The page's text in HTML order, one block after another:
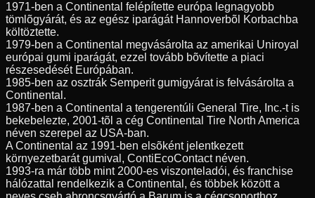
1971-ben a Continental felépítette európa legnagyobb
tömlõgyárát, és az egész iparágát Hannoverbõl Korbachba
költöztette.
1979-ben a Continental megvásárolta az amerikai Uniroyal
európai gumi iparágát, ezzel tovább bõvítette a piaci
részesedését Európában.
1985-ben az osztrák Semperit gumigyárat is felvásárolta a
Continental.
1987-ben a Continental a tengerentúli General Tire, Inc.-t is
bekebelezte, 2001-tõl a cég Continental Tire North America
néven szerepel az USA-ban.
A Continental az 1991-ben elsõként jelentkezett
környezetbarát gumival, ContiEcoContact néven.
1993-ra már több mint 2000-es viszonteladói, és franchise
hálózattal rendelkezik a Continental, és többek között a